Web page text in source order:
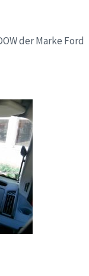
der Marke Ford